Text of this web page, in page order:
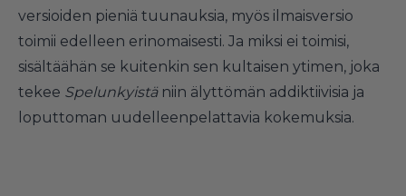
versioiden pieniä tuunauksia, myös ilmaisversio
toimii edelleen erinomaisesti. Ja miksi ei toimisi,
sisältäähän se kuitenkin sen kultaisen ytimen, joka
tekee Spelunkyistäniin älyttömän addiktiivisia ja
loputtoman uudelleenpelattavia kokemuksia.